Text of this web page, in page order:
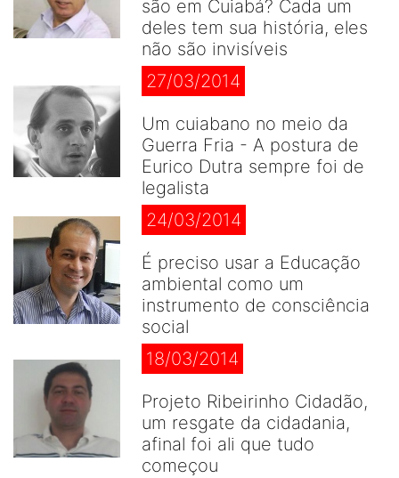
são em Cuiabá? Cada um
deles tem sua história, eles
não são invisíveis
27/03/2014
Um cuiabano no meio da
Guerra Fria - A postura de
Eurico Dutra sempre foi de
legalista
24/03/2014
É preciso usar a Educação
ambiental como um
instrumento de consciência
social
18/03/2014
Projeto Ribeirinho Cidadão,
um resgate da cidadania,
afinal foi ali que tudo
começou